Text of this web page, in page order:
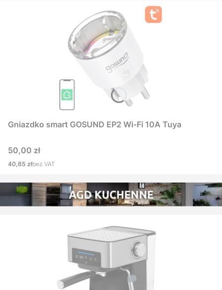
Gniazdko smart GOSUND EP2 Wi-Fi 10A Tuya
Cena
50,00 zł
Cena
40,65 złbez VAT